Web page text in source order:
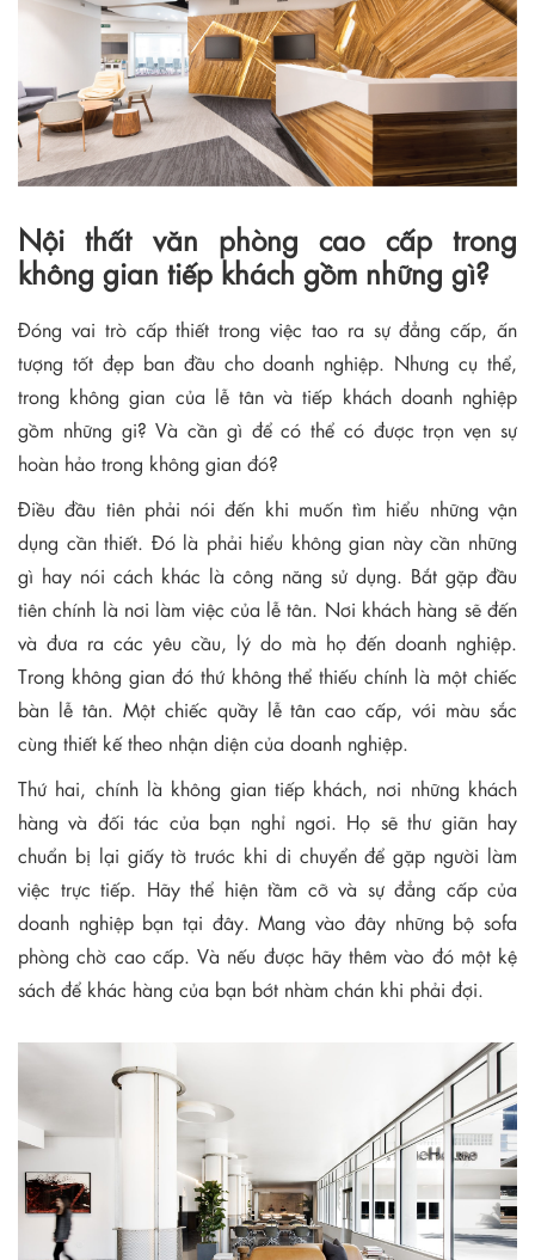
Nội thất văn phòng cao cấp trong
không gian tiếp khách gồm những gì?
Đóng vai trò cấp thiết trong việc tao ra sự đẳng cấp, ấn
tượng tốt đẹp ban đầu cho doanh nghiệp. Nhưng cụ thể,
trong không gian của lễ tân và tiếp khách doanh nghiệp
gồm những gi? Và cần gì để có thể có được trọn vẹn sự
hoàn hảo trong không gian đó?
Điều đầu tiên phải nói đến khi muốn tìm hiểu những vận
dụng cần thiết. Đó là phải hiểu không gian này cần những
gì hay nói cách khác là công năng sử dụng. Bắt gặp đầu
tiên chính là nơi làm việc của lễ tân. Nơi khách hàng sẽ đến
và đưa ra các yêu cầu, lý do mà họ đến doanh nghiệp.
Trong không gian đó thứ không thể thiếu chính là một chiếc
bàn lễ tân. Một chiếc quầy lễ tân cao cấp, với màu sắc
cùng thiết kế theo nhận diện của doanh nghiệp.
Thứ hai, chính là không gian tiếp khách, nơi những khách
hàng và đối tác của bạn nghỉ ngơi. Họ sẽ thư giãn hay
chuẩn bị lại giấy tờ trước khi di chuyển để gặp người làm
việc trực tiếp. Hãy thể hiện tầm cỡ và sự đẳng cấp của
doanh nghiệp bạn tại đây. Mang vào đây những bộ sofa
phòng chờ cao cấp. Và nếu được hãy thêm vào đó một kệ
sách để khác hàng của bạn bớt nhàm chán khi phải đợi.